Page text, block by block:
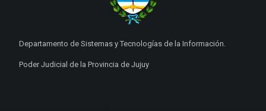
Departamento de Sistemas y Tecnologías de la Información.
Poder Judicial de la Provincia de Jujuy